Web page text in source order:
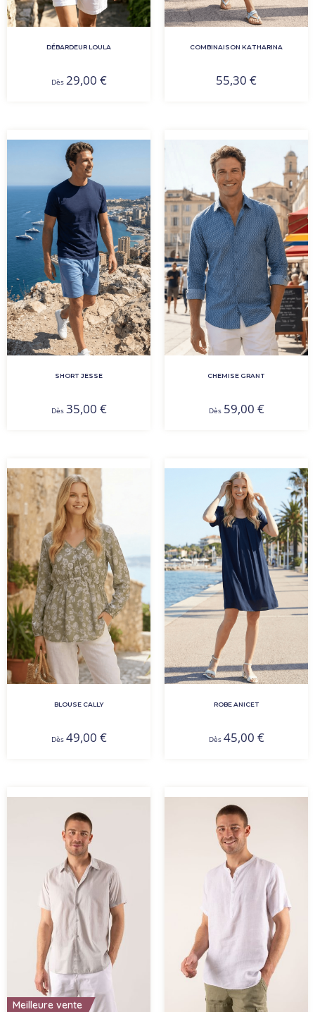
DÉBARDEUR LOULA
Dès 29,00 €
COMBINAISON KATHARINA
55,30 €
SHORT JESSE
Dès 35,00 €
CHEMISE GRANT
Dès 59,00 €
BLOUSE CALLY
Dès 49,00 €
ROBE ANICET
Dès 45,00 €
Meilleure vente